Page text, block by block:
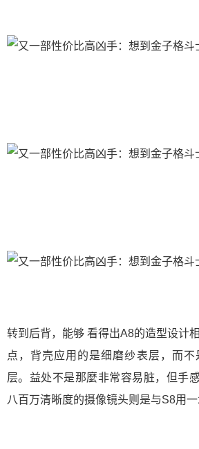
转到后背，能够 看得出A8的造型设计
点，背壳应用的是细磨纱表层，而不
层。益处不是那麼非常容易脏，但手
八百万清晰度的摄像镜头则是与S8用一